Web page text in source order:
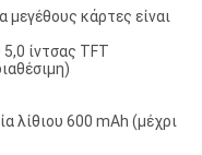
μεγέθους κάρτες είναι
ίντσας TFT
λίθιου 600 mAh (μέχρι